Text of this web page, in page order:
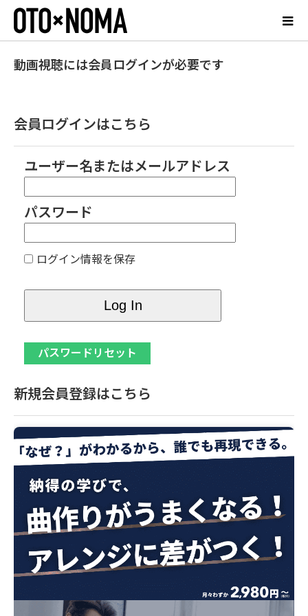
動画視聴には会員ログインが必要です
会員ログインはこちら
ユーザー名またはメールアドレス
パスワード
ログイン情報を保存
新規会員登録はこちら